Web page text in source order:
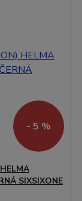
- 5 %
SIXSIXONE